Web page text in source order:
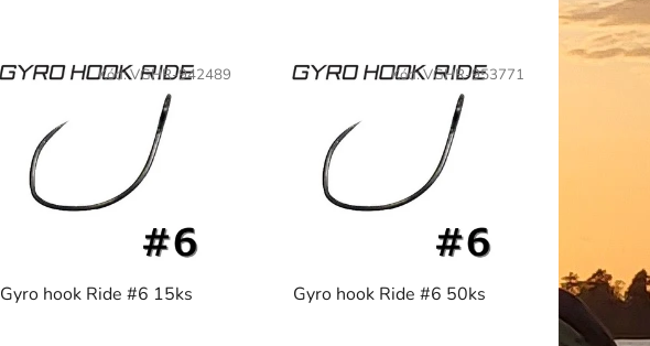
Gyro hook Ride #6 15ks
Kód:VGHR-942489
Gyro hook Ride #6 50ks
Kód:VGHR-953771